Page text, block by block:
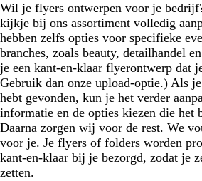
Wil je flyers ontwerpen voor je
kijkje bij ons assortiment volledig
hebben zelfs opties voor specifieke
branches, zoals beauty, detailhandel
je een kant-en-klaar flyerontwerp dat
Gebruik dan onze upload-optie.) Als
hebt gevonden, kun je het verder
informatie en de opties kiezen die het
Daarna zorgen wij voor de rest. We
voor je. Je flyers of folders worden
kant-en-klaar bij je bezorgd, zodat je
zetten.